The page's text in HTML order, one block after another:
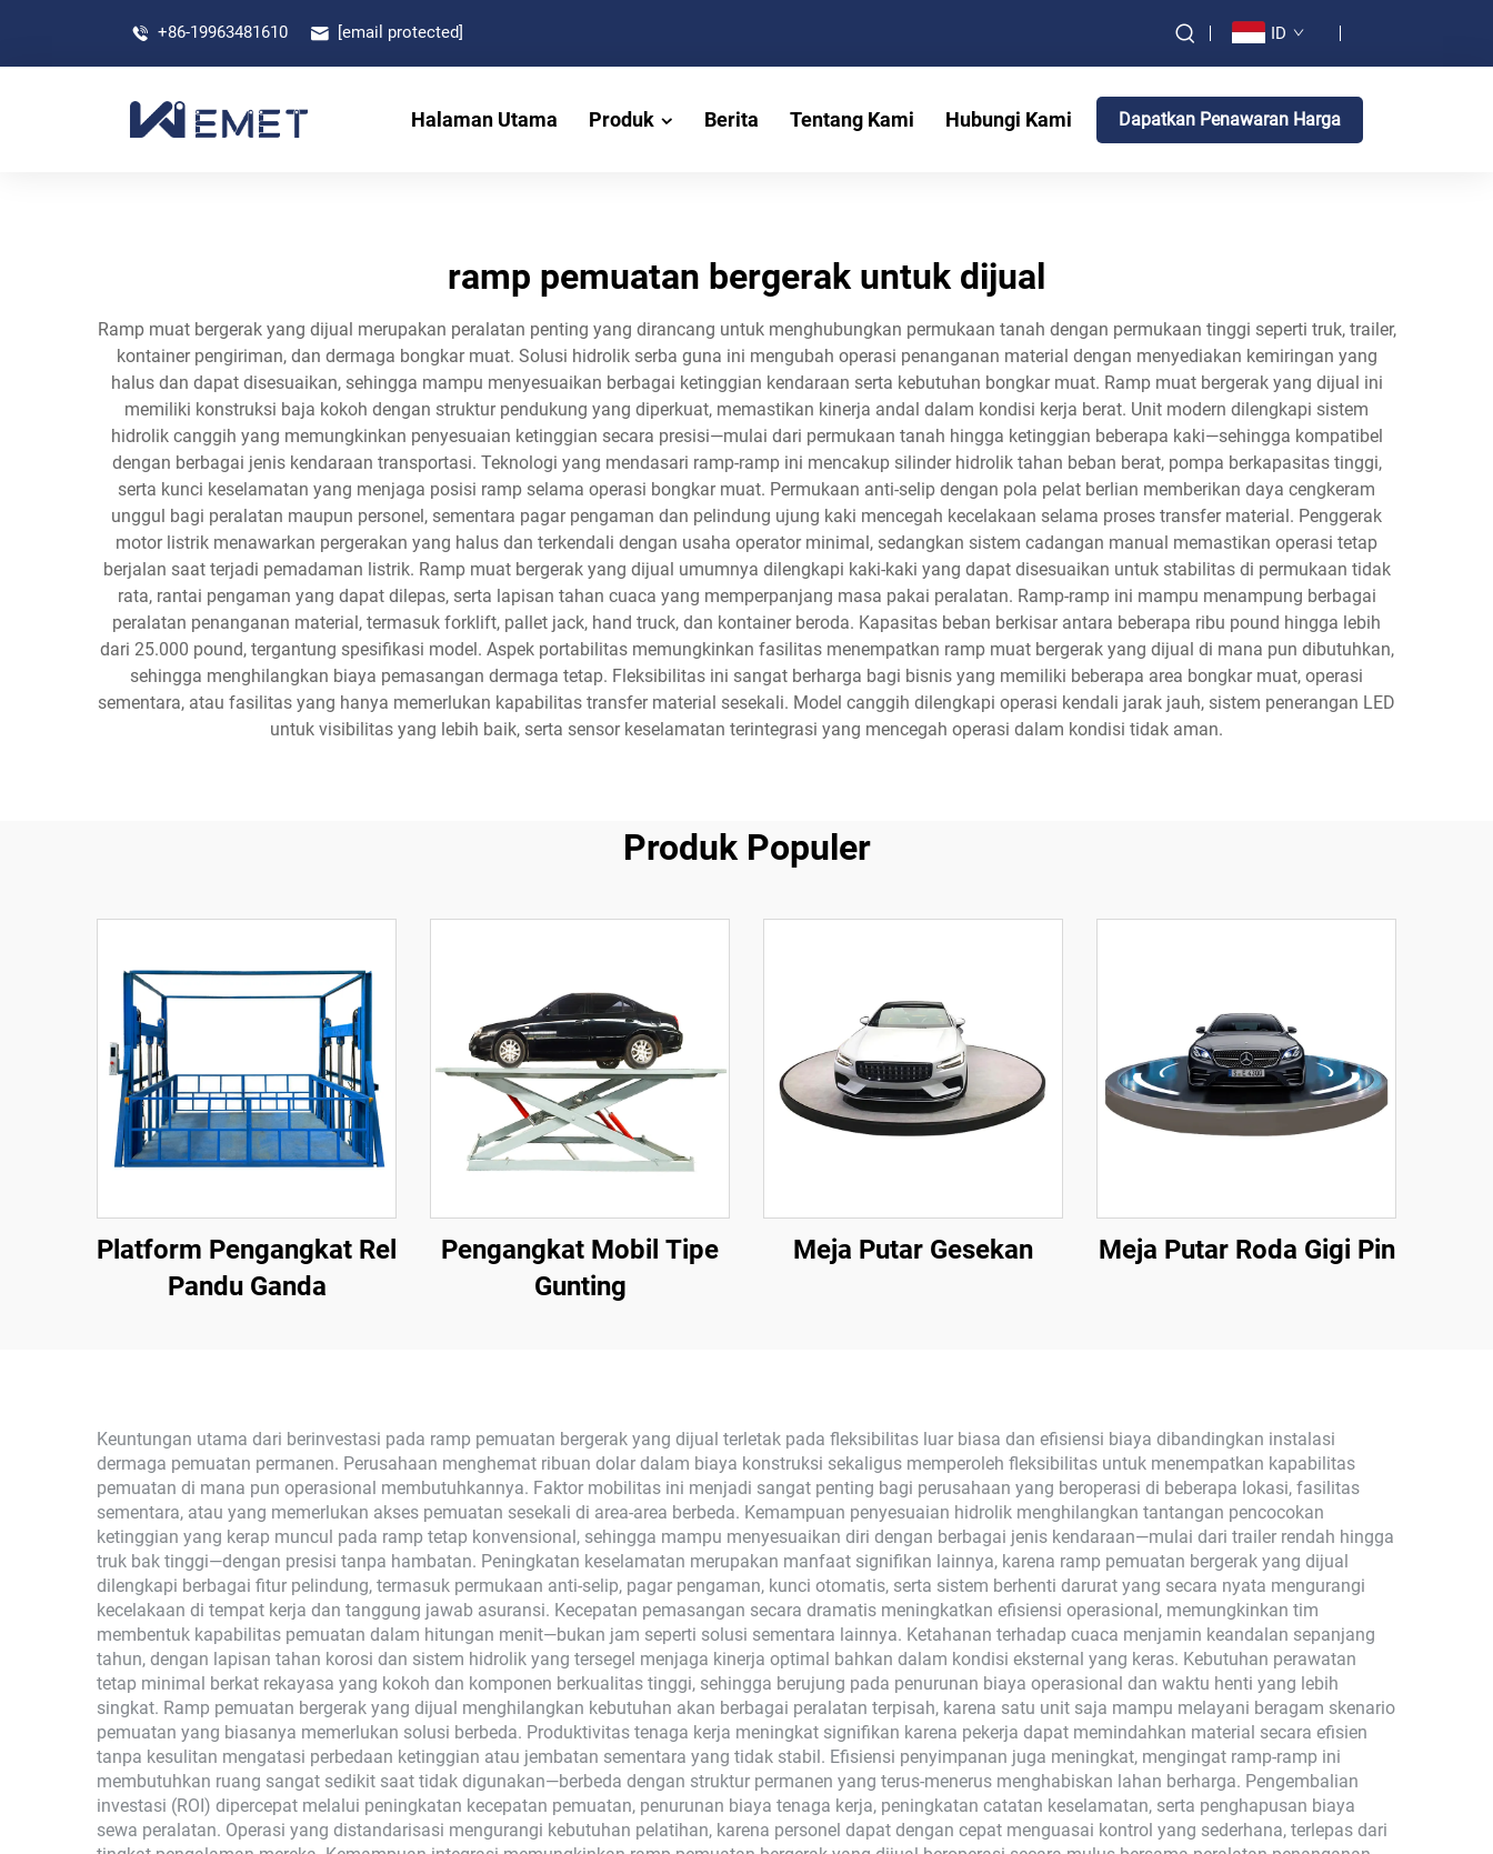
+86-19963481610 [email protected] ID
Halaman Utama Produk Berita Tentang Kami Hubungi Kami Dapatkan Penawaran Harga
ramp pemuatan bergerak untuk dijual
Ramp muat bergerak yang dijual merupakan peralatan penting yang dirancang untuk menghubungkan permukaan tanah dengan permukaan tinggi seperti truk, trailer,
kontainer pengiriman, dan dermaga bongkar muat. Solusi hidrolik serba guna ini mengubah operasi penanganan material dengan menyediakan kemiringan yang
halus dan dapat disesuaikan, sehingga mampu menyesuaikan berbagai ketinggian kendaraan serta kebutuhan bongkar muat. Ramp muat bergerak yang dijual ini
memiliki konstruksi baja kokoh dengan struktur pendukung yang diperkuat, memastikan kinerja andal dalam kondisi kerja berat. Unit modern dilengkapi sistem
hidrolik canggih yang memungkinkan penyesuaian ketinggian secara presisi—mulai dari permukaan tanah hingga ketinggian beberapa kaki—sehingga kompatibel
dengan berbagai jenis kendaraan transportasi. Teknologi yang mendasari ramp-ramp ini mencakup silinder hidrolik tahan beban berat, pompa berkapasitas tinggi,
serta kunci keselamatan yang menjaga posisi ramp selama operasi bongkar muat. Permukaan anti-selip dengan pola pelat berlian memberikan daya cengkeram
unggul bagi peralatan maupun personel, sementara pagar pengaman dan pelindung ujung kaki mencegah kecelakaan selama proses transfer material. Penggerak
motor listrik menawarkan pergerakan yang halus dan terkendali dengan usaha operator minimal, sedangkan sistem cadangan manual memastikan operasi tetap
berjalan saat terjadi pemadaman listrik. Ramp muat bergerak yang dijual umumnya dilengkapi kaki-kaki yang dapat disesuaikan untuk stabilitas di permukaan tidak
rata, rantai pengaman yang dapat dilepas, serta lapisan tahan cuaca yang memperpanjang masa pakai peralatan. Ramp-ramp ini mampu menampung berbagai
peralatan penanganan material, termasuk forklift, pallet jack, hand truck, dan kontainer beroda. Kapasitas beban berkisar antara beberapa ribu pound hingga lebih
dari 25.000 pound, tergantung spesifikasi model. Aspek portabilitas memungkinkan fasilitas menempatkan ramp muat bergerak yang dijual di mana pun dibutuhkan,
sehingga menghilangkan biaya pemasangan dermaga tetap. Fleksibilitas ini sangat berharga bagi bisnis yang memiliki beberapa area bongkar muat, operasi
sementara, atau fasilitas yang hanya memerlukan kapabilitas transfer material sesekali. Model canggih dilengkapi operasi kendali jarak jauh, sistem penerangan LED
untuk visibilitas yang lebih baik, serta sensor keselamatan terintegrasi yang mencegah operasi dalam kondisi tidak aman.
Produk Populer
Platform Pengangkat Rel
Pandu Ganda
Pengangkat Mobil Tipe
Gunting
Meja Putar Gesekan Meja Putar Roda Gigi Pin
Keuntungan utama dari berinvestasi pada ramp pemuatan bergerak yang dijual terletak pada fleksibilitas luar biasa dan efisiensi biaya dibandingkan instalasi
dermaga pemuatan permanen. Perusahaan menghemat ribuan dolar dalam biaya konstruksi sekaligus memperoleh fleksibilitas untuk menempatkan kapabilitas
pemuatan di mana pun operasional membutuhkannya. Faktor mobilitas ini menjadi sangat penting bagi perusahaan yang beroperasi di beberapa lokasi, fasilitas
sementara, atau yang memerlukan akses pemuatan sesekali di area-area berbeda. Kemampuan penyesuaian hidrolik menghilangkan tantangan pencocokan
ketinggian yang kerap muncul pada ramp tetap konvensional, sehingga mampu menyesuaikan diri dengan berbagai jenis kendaraan—mulai dari trailer rendah hingga
truk bak tinggi—dengan presisi tanpa hambatan. Peningkatan keselamatan merupakan manfaat signifikan lainnya, karena ramp pemuatan bergerak yang dijual
dilengkapi berbagai fitur pelindung, termasuk permukaan anti-selip, pagar pengaman, kunci otomatis, serta sistem berhenti darurat yang secara nyata mengurangi
kecelakaan di tempat kerja dan tanggung jawab asuransi. Kecepatan pemasangan secara dramatis meningkatkan efisiensi operasional, memungkinkan tim
membentuk kapabilitas pemuatan dalam hitungan menit—bukan jam seperti solusi sementara lainnya. Ketahanan terhadap cuaca menjamin keandalan sepanjang
tahun, dengan lapisan tahan korosi dan sistem hidrolik yang tersegel menjaga kinerja optimal bahkan dalam kondisi eksternal yang keras. Kebutuhan perawatan
tetap minimal berkat rekayasa yang kokoh dan komponen berkualitas tinggi, sehingga berujung pada penurunan biaya operasional dan waktu henti yang lebih
singkat. Ramp pemuatan bergerak yang dijual menghilangkan kebutuhan akan berbagai peralatan terpisah, karena satu unit saja mampu melayani beragam skenario
pemuatan yang biasanya memerlukan solusi berbeda. Produktivitas tenaga kerja meningkat signifikan karena pekerja dapat memindahkan material secara efisien
tanpa kesulitan mengatasi perbedaan ketinggian atau jembatan sementara yang tidak stabil. Efisiensi penyimpanan juga meningkat, mengingat ramp-ramp ini
membutuhkan ruang sangat sedikit saat tidak digunakan—berbeda dengan struktur permanen yang terus-menerus menghabiskan lahan berharga. Pengembalian
investasi (ROI) dipercepat melalui peningkatan kecepatan pemuatan, penurunan biaya tenaga kerja, peningkatan catatan keselamatan, serta penghapusan biaya
sewa peralatan. Operasi yang distandarisasi mengurangi kebutuhan pelatihan, karena personel dapat dengan cepat menguasai kontrol yang sederhana, terlepas dari